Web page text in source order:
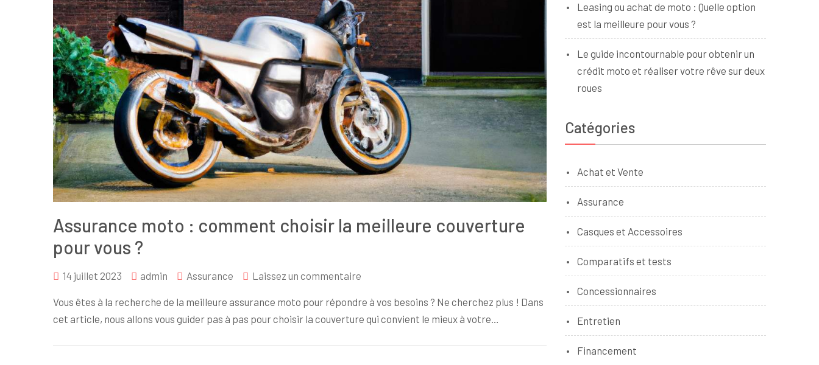
Assurance moto : comment choisir la meilleure couverture
pour vous ?
14 juillet 2023 admin Assurance Laissez un commentaire
moto
:
comment
Vous êtes à la recherche de la meilleure assurance moto pour répondre à vos besoins ? Ne cherchez plus ! Dans
cet article, nous allons vous guider pas à pas pour choisir la couverture qui convient le mieux à votre…
Leasing ou achat de moto : Quelle option
est la meilleure pour vous ?
Le guide incontournable pour obtenir un
crédit moto et réaliser votre rêve sur deux
roues
Catégories
Achat et Vente
Assurance
Casques et Accessoires
Comparatifs et tests
Concessionnaires
Entretien
Financement